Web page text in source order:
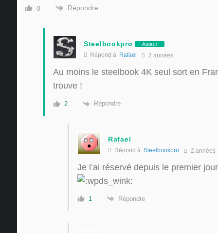
0 Répondre
Steelbookpro Auteur
Répond à Rafael 2 années
Au moins le steelbook 4K seul sort en
trouve !
2 Répondre
Rafael
Répond à Steelbookpro 2 années
Je l’ai réservé depuis le premier jour
1 Répondre